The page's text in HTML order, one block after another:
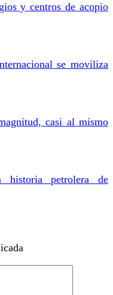
y centros de acopio
se moviliza
casi al mismo
historia petrolera de